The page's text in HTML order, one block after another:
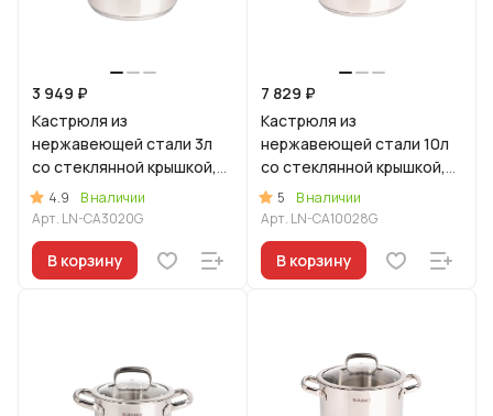
3 949 ₽
Кастрюля из
нержавеющей стали 3л
со стеклянной крышкой,
линия "Леон"
4.9
В наличии
Арт. LN-CA3020G
В корзину
7 829 ₽
Кастрюля из
нержавеющей стали 10л
со стеклянной крышкой,
линия "Леон"
5
В наличии
Арт. LN-CA10028G
В корзину